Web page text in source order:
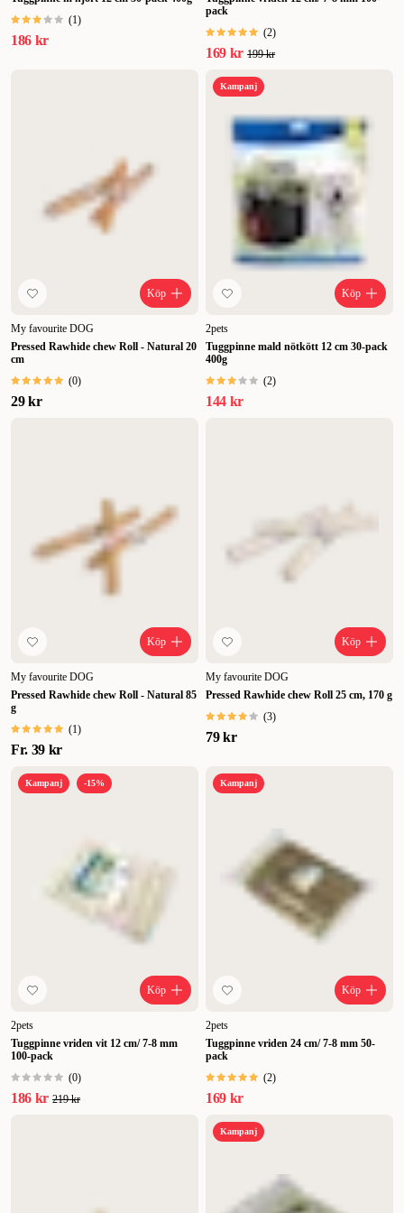
(1)
186 kr
pack
(2)
169 kr 199 kr
Köp
My favourite DOG
Pressed Rawhide chew Roll - Natural 20
cm
(0)
29 kr
Kampanj
Köp
2pets
Tuggpinne mald nötkött 12 cm 30-pack
400g
(2)
144 kr
Köp
My favourite DOG
Pressed Rawhide chew Roll - Natural 85
g
(1)
Fr. 39 kr
Köp
My favourite DOG
Pressed Rawhide chew Roll 25 cm, 170 g
(3)
79 kr
Kampanj -15%
Köp
2pets
Tuggpinne vriden vit 12 cm/ 7-8 mm
100-pack
(0)
186 kr 219 kr
Kampanj
Köp
2pets
Tuggpinne vriden 24 cm/ 7-8 mm 50-
pack
(2)
169 kr
Kampanj